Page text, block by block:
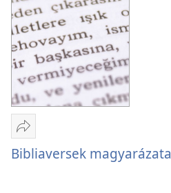
Megosztás
Bibliaversek
Bibliaversek magyarázata